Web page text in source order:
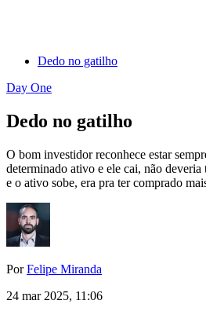
Dedo no gatilho
Day One
Dedo no gatilho
O bom investidor reconhece estar
determinado ativo e ele cai, não deveria
e o ativo sobe, era pra ter comprado
PorFelipe Miranda
24 mar 2025, 11:06